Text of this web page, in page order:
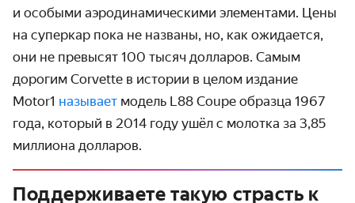
и особыми аэродинами­ческими элементами. Цены
на суперкар пока не названы, но, как ожидается,
они не превысят 100 тысяч долларов. Самым
дорогим Corvette в истории в целом издание
Motor1 называет модель L88 Coupe образца 1967
года, который в 2014 году ушёл с молотка за 3,85
миллиона долларов.
Поддерживаете такую страсть к